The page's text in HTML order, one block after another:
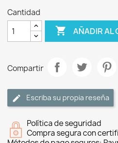
Cantidad
 AÑADIR AL
Compartir
Escriba su propia reseña
Política de seguridad
Compra segura con